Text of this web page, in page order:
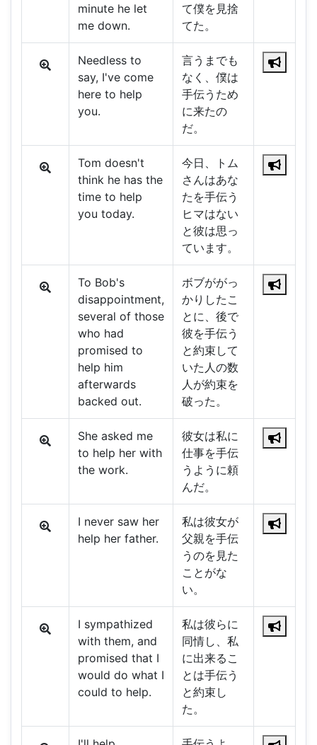
minute he let
me down.
て僕を見捨
てた。
Needless to
say, I've come
here to help
you.
言うまでも
なく、僕は
手伝うため
に来たの
だ。
Tom doesn't
think he has the
time to help
you today.
今日、トム
さんはあな
たを手伝う
ヒマはない
と彼は思っ
ています。
To Bob's
disappointment,
several of those
who had
promised to
help him
afterwards
backed out.
ボブががっ
かりしたこ
とに、後で
彼を手伝う
と約束して
いた人の数
人が約束を
破った。
She asked me
to help her with
the work.
彼女は私に
仕事を手伝
うように頼
んだ。
I never saw her
help her father.
私は彼女が
父親を手伝
うのを見た
ことがな
い。
I sympathized
with them, and
promised that I
would do what I
could to help.
私は彼らに
同情し、私
に出来るこ
とは手伝う
と約束し
た。